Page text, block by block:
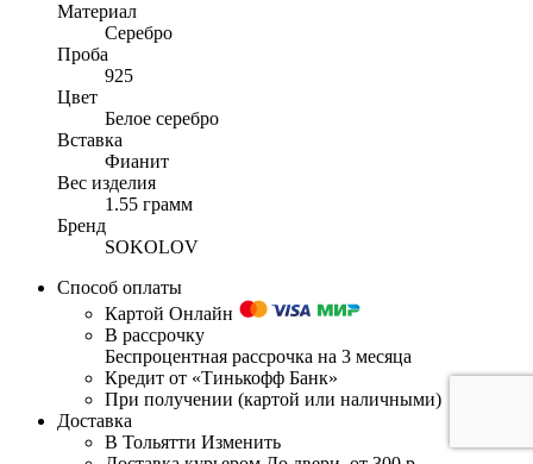
Материал
Серебро
Проба
925
Цвет
Белое серебро
Вставка
Фианит
Вес изделия
1.55 грамм
Бренд
SOKOLOV
Способ оплаты
Картой Онлайн
В рассрочку
Беспроцентная рассрочка на 3 месяца
Кредит от «Тинькофф Банк»
При получении (картой или наличными)
Доставка
В Тольятти Изменить